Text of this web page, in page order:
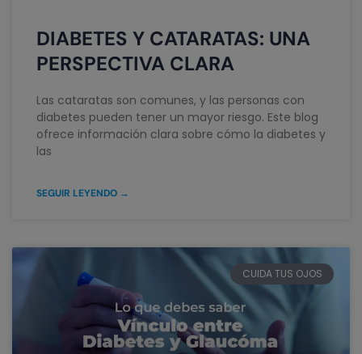
DIABETES Y CATARATAS: UNA
PERSPECTIVA CLARA
Las cataratas son comunes, y las personas con
diabetes pueden tener un mayor riesgo. Este blog
ofrece información clara sobre cómo la diabetes y
las
SEGUIR LEYENDO →
CUIDA TUS OJOS